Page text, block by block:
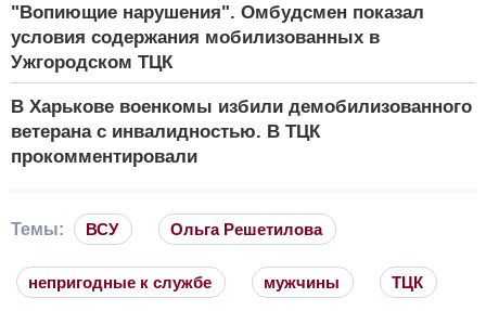
"Вопиющие нарушения". Омбудсмен показал
условия содержания мобилизованных в
Ужгородском ТЦК
В Харькове военкомы избили демобилизованного
ветерана с инвалидностью. В ТЦК
прокомментировали
Темы: ВСУ Ольга Решетилова
непригодные к службе мужчины ТЦК